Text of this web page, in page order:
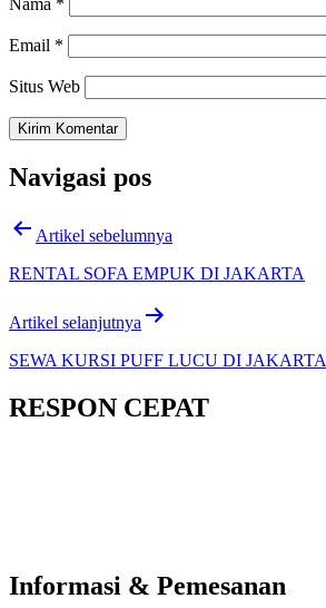
Nama *
Email *
Situs Web
Navigasi pos
Artikel sebelumnya
RENTAL SOFA EMPUK DI JAKARTA
Artikel selanjutnya
SEWA KURSI PUFF LUCU DI JAKARTA
RESPON CEPAT
Informasi & Pemesanan